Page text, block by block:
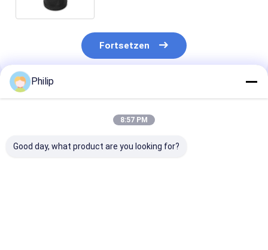
Fortsetzen
Empfohlene Produkte
Philip
8:57 PM
Good day, what product are you looking for?